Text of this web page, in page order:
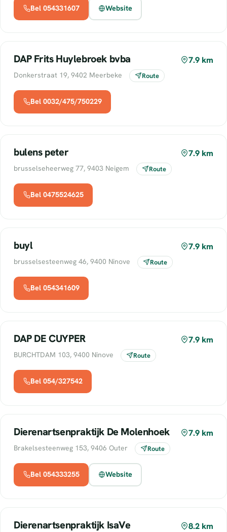
Bel 054331607 Website
DAP Frits Huylebroek bvba 7.9 km
Donkerstraat 19, 9402 Meerbeke Route
Bel 0032/475/750229
bulens peter 7.9 km
brusselseheerweg 77, 9403 Neigem Route
Bel 0475524625
buyl 7.9 km
brusselsesteenweg 46, 9400 Ninove Route
Bel 054341609
DAP DE CUYPER 7.9 km
BURCHTDAM 103, 9400 Ninove Route
Bel 054/327542
Dierenartsenpraktijk De Molenhoek 7.9 km
Brakelsesteenweg 153, 9406 Outer Route
Bel 054333255 Website
Dierenartsenpraktijk IsaVe 8.2 km